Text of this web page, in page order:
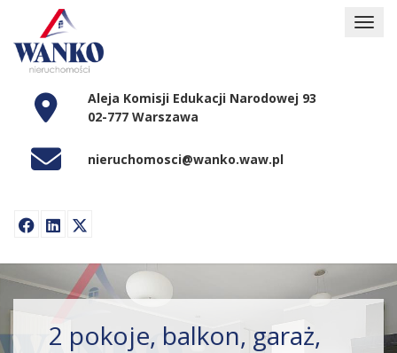
Aleja Komisji Edukacji Narodowej 93
02-777 Warszawa
nieruchomosci@wanko.waw.pl
2 pokoje, balkon, garaż,